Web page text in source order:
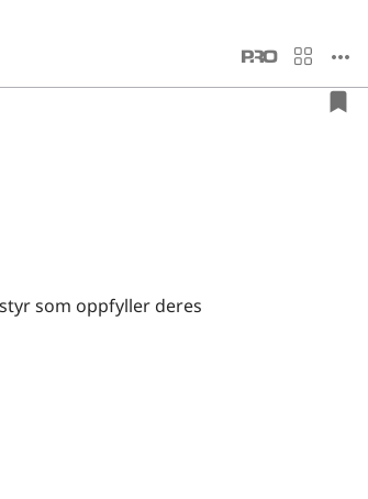
som oppfyller deres